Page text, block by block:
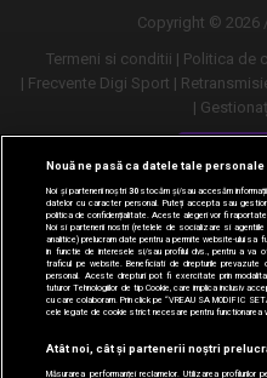
Copyright © 2026 /
Termeni si conditii
Politica de
Frecvente Digi Sport
Nouă ne pasă ca datele tale
Noi și partenerii noștri30stocăm și/sau accesăm informații
datelor cu caracter personal. Puteți accepta sau
politica de confidențialitate. Aceste alegeri vor fi
Noi si partenerii nostri (retelele de socializare si
analitice) prelucram date pentru a permite website-ului sa
in functie de interesele si/sau profilul dvs., pentru a va
traficul pe website. Beneficiati de drepturile prevazute
personal. Aceste drepturi pot fi exercitate prin
tuturor Tehnologiilor de tip Cookie, care implica inclusiv
cu care colaboram. Prin click pe “VREAU SA MODIFIC
cele legate de cookie strict necesare pentru functionarea
Atât noi, cât și partenerii noștri
Măsurarea performanței reclamelor. Utilizarea